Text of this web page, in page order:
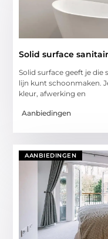
Solid surface sanitair
Solid surface geeft je die
lijn kunt schoonmaken.
kleur, afwerking en
Aanbiedingen
AANBIEDINGEN